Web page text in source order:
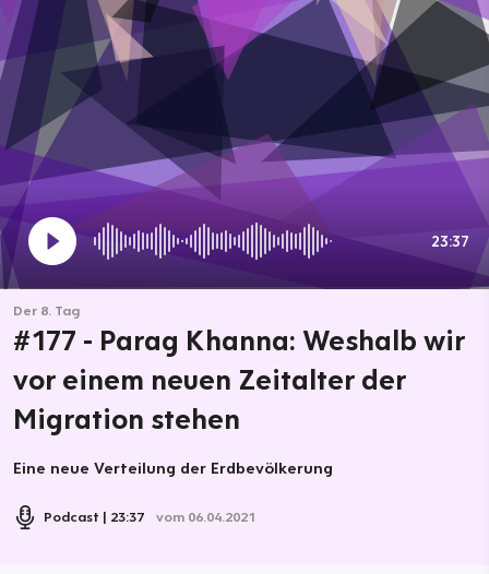
23:37
Der 8. Tag
#177 - Parag Khanna: Weshalb wir
vor einem neuen Zeitalter der
Migration stehen
Eine neue Verteilung der Erdbevölkerung
Podcast 23:37 vom 06.04.2021